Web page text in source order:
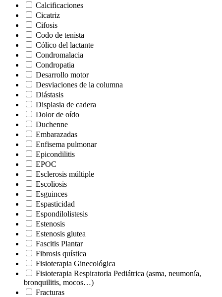
Calcificaciones
Cicatriz
Cifosis
Codo de tenista
Cólico del lactante
Condromalacia
Condropatia
Desarrollo motor
Desviaciones de la columna
Diástasis
Displasia de cadera
Dolor de oído
Duchenne
Embarazadas
Enfisema pulmonar
Epicondilitis
EPOC
Esclerosis múltiple
Escoliosis
Esguinces
Espasticidad
Espondilolistesis
Estenosis
Estenosis glutea
Fascitis Plantar
Fibrosis quística
Fisioterapia Ginecológica
Fisioterapia Respiratoria Pediátrica (asma, neumonía,
bronquilitis, mocos…)
Fracturas